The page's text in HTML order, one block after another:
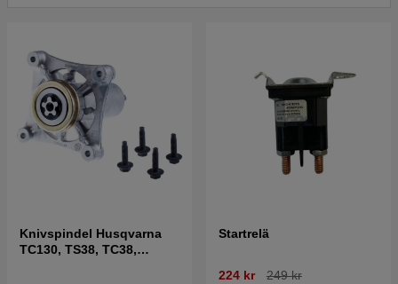
Knivspindel Husqvarna
TC130, TS38, TC38,
Startrelä
224 kr 249 kr